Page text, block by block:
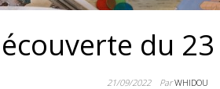
du
21/09/2022 ParWHIDOU